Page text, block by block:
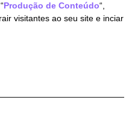
Produção de Conteúdo“,
visitantes ao seu site e inciar